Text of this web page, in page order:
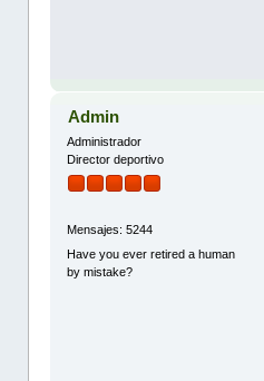
Admin
Administrador
Director deportivo
Mensajes: 5244
Have you ever retired a human
by mistake?